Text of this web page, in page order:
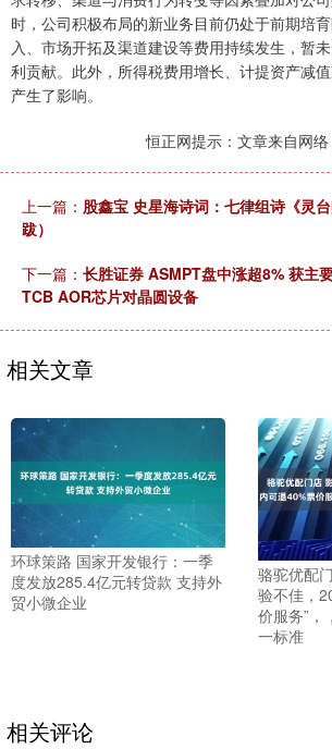
时，公司积极布局的新业务目前仍处于前期培
入、市场开拓及渠道建设等费用持续发生，暂
利贡献。此外，所得税费用增长、计提资产减
产生了影响。
恒正网提示：文章来自网络
上一篇： 股鑫宝 史星海诗词：七律组诗《灵
跋）
下一篇： 长胜证券 ASMPT盘中涨超8% 获主
TCB AOR芯片对晶圆设备
相关文章
环球策路 国家开发银行：一季
度发放285.4亿元转贷款 支持外
贸小微企业
骆驼优配
验不佳，
价服务”，
一标准
相关评论